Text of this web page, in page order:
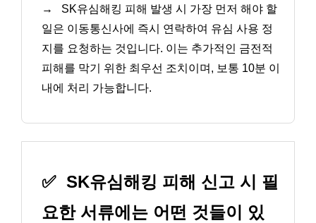
→
SK유심해킹 피해 발생 시 가장 먼저 해야 할
일은 이동통신사에 즉시 연락하여 유심 사용 정
지를 요청하는 것입니다. 이는 추가적인 금전적
피해를 막기 위한 최우선 조치이며, 보통 10분 이
내에 처리 가능합니다.
✅ SK유심해킹 피해 신고 시 필
요한 서류에는 어떤 것들이 있